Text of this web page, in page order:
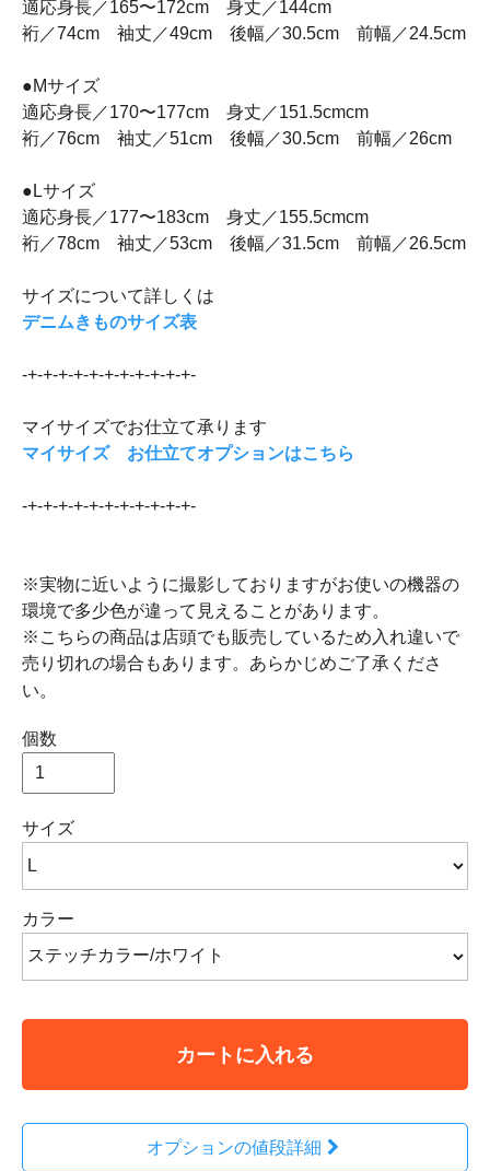
適応身長／165〜172cm 身丈／144cm
裄／74cm 袖丈／49cm 後幅／30.5cm 前幅／24.5cm
●Mサイズ
適応身長／170〜177cm 身丈／151.5cmcm
裄／76cm 袖丈／51cm 後幅／30.5cm 前幅／26cm
●Lサイズ
適応身長／177〜183cm 身丈／155.5cmcm
裄／78cm 袖丈／53cm 後幅／31.5cm 前幅／26.5cm
サイズについて詳しくは
デニムきものサイズ表
-+-+-+-+-+-+-+-+-+-+-+-
マイサイズでお仕立て承ります
マイサイズ お仕立てオプションはこちら
-+-+-+-+-+-+-+-+-+-+-+-
※実物に近いように撮影しておりますがお使いの機器の
環境で多少色が違って見えることがあります。
※こちらの商品は店頭でも販売しているため入れ違いで
売り切れの場合もあります。あらかじめご了承くださ
い。
個数
サイズ
カラー
カートに入れる
オプションの値段詳細